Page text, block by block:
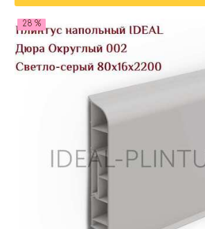
28 %